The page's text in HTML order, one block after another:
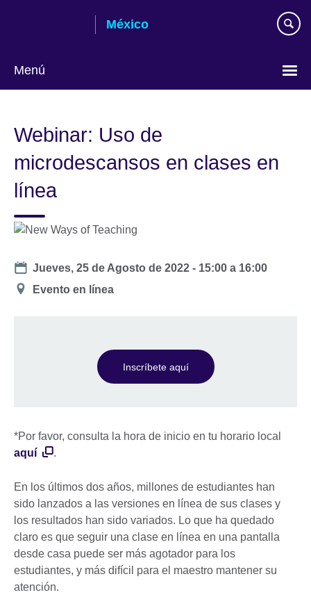
México
Menú
language
Webinar: Uso de
microdescansos en clases en
línea
Date
Jueves, 25 de Agosto de 2022 - 15:00 a 16:00
Dirección
Evento en línea
Inscríbete aquí
*Por favor, consulta la hora de inicio en tu horario local
aquí
.
En los últimos dos años, millones de estudiantes han
sido lanzados a las versiones en línea de sus clases y
los resultados han sido variados. Lo que ha quedado
claro es que seguir una clase en línea en una pantalla
desde casa puede ser más agotador para los
estudiantes, y más difícil para el maestro mantener su
atención.